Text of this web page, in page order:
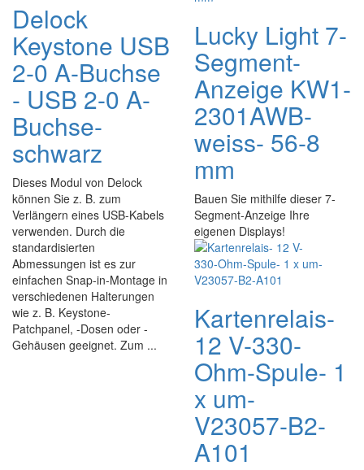
Delock
Keystone USB
2-0 A-Buchse
- USB 2-0 A-
Buchse-
schwarz
Dieses Modul von Delock
können Sie z. B. zum
Verlängern eines USB-Kabels
verwenden. Durch die
standardisierten
Abmessungen ist es zur
einfachen Snap-in-Montage in
verschiedenen Halterungen
wie z. B. Keystone-
Patchpanel, -Dosen oder -
Gehäusen geeignet. Zum ...
Lucky Light 7-
Segment-
Anzeige KW1-
2301AWB-
weiss- 56-8
mm
Bauen Sie mithilfe dieser 7-
Segment-Anzeige Ihre
eigenen Displays!
Kartenrelais-
12 V-330-
Ohm-Spule- 1
x um-
V23057-B2-
A101